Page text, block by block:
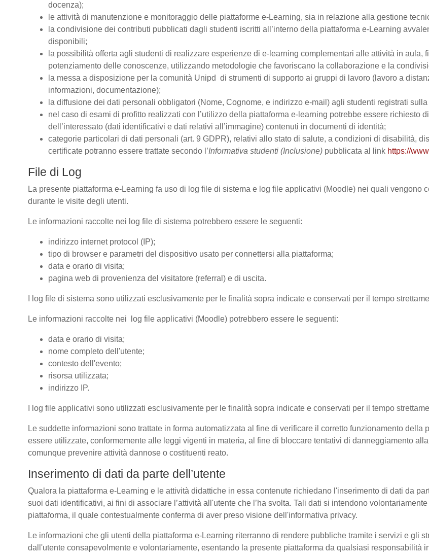
docenza);
le attività di manutenzione e monitoraggio delle piattaforme e-Learning, sia in relazione alla gestione
la condivisione dei contributi pubblicati dagli studenti iscritti all’interno della piattaforma e-Learning
disponibili;
la possibilità offerta agli studenti di realizzare esperienze di e-learning complementari alle attività in aula,
potenziamento delle conoscenze, utilizzando metodologie che favoriscano la collaborazione e la
la messa a disposizione per la comunità Unipd di strumenti di supporto ai gruppi di lavoro (lavoro a
informazioni, documentazione);
la diffusione dei dati personali obbligatori (Nome, Cognome, e indirizzo e-mail) agli studenti registrati
nel caso di esami di profitto realizzati con l’utilizzo della piattaforma e-learning potrebbe essere richiesto
dell’interessato (dati identificativi e dati relativi all’immagine) contenuti in documenti di identità;
categorie particolari di dati personali (art. 9 GDPR), relativi allo stato di salute, a condizioni di disabilità,
certificate potranno essere trattate secondo l’Informativa studenti (Inclusione) pubblicata al link https://
File di Log
La presente piattaforma e-Learning fa uso di log file di sistema e log file applicativi (Moodle) nei quali vengono
durante le visite degli utenti.
Le informazioni raccolte nei log file di sistema potrebbero essere le seguenti:
indirizzo internet protocol (IP);
tipo di browser e parametri del dispositivo usato per connettersi alla piattaforma;
data e orario di visita;
pagina web di provenienza del visitatore (referral) e di uscita.
I log file di sistema sono utilizzati esclusivamente per le finalità sopra indicate e conservati per il tempo
Le informazioni raccolte nei log file applicativi (Moodle) potrebbero essere le seguenti:
data e orario di visita;
nome completo dell'utente;
contesto dell'evento;
risorsa utilizzata;
indirizzo IP.
I log file applicativi sono utilizzati esclusivamente per le finalità sopra indicate e conservati per il tempo
Le suddette informazioni sono trattate in forma automatizzata al fine di verificare il corretto funzionamento
essere utilizzate, conformemente alle leggi vigenti in materia, al fine di bloccare tentativi di danneggiamento
comunque prevenire attività dannose o costituenti reato.
Inserimento di dati da parte dell’utente
Qualora la piattaforma e-Learning e le attività didattiche in essa contenute richiedano l'inserimento di dati da
suoi dati identificativi, ai fini di associare l’attività all'utente che l’ha svolta. Tali dati si intendono
piattaforma, il quale contestualmente conferma di aver preso visione dell'informativa privacy.
Le informazioni che gli utenti della piattaforma e-Learning riterranno di rendere pubbliche tramite i servizi e gli
dall'utente consapevolmente e volontariamente, esentando la presente piattaforma da qualsiasi responsabilità